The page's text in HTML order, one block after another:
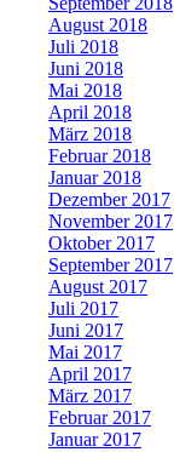
August 2018
Juli 2018
Juni 2018
Mai 2018
April 2018
März 2018
Februar 2018
Januar 2018
Dezember 2017
November 2017
Oktober 2017
September 2017
August 2017
Juli 2017
Juni 2017
Mai 2017
April 2017
März 2017
Februar 2017
Januar 2017